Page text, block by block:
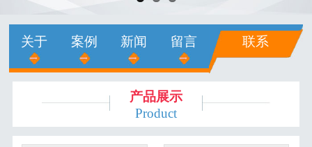
在线留言
联系我们
关于 案例 新闻 留言 联系
产品展示
Product